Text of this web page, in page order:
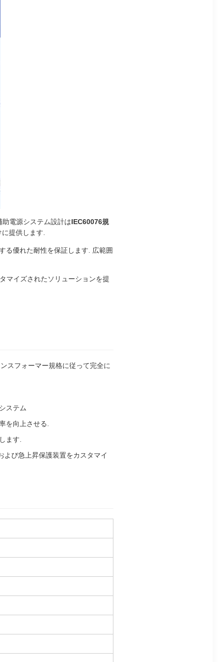
電源システム設計はIEC60076規
提供します.
る優れた耐性を保証します. 広範囲
マイズされたソリューションを提
スフォーマー規格に従って完全に
ステム
を向上させる.
ます.
よび急上昇保護装置をカスタマイ